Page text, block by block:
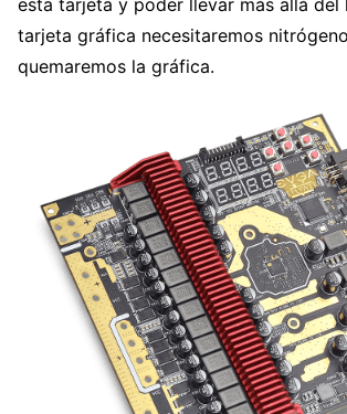
tarjeta gráfica necesitaremos
quemaremos la gráfica.